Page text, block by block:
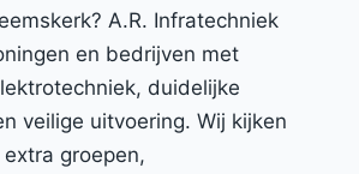
A.R. Infratechniek
en bedrijven met
duidelijke
veilige uitvoering. Wij kijken
groepen,